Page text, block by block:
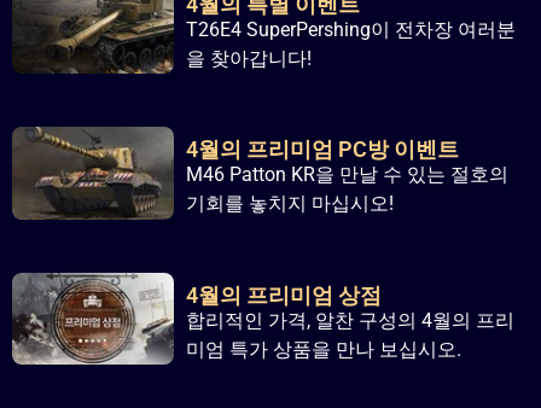
T26E4 SuperPershing이 전차장 여러분
을 찾아갑니다!
4월의 프리미엄 PC방 이벤트
M46 Patton KR을 만날 수 있는 절호의
기회를 놓치지 마십시오!
4월의 프리미엄 상점
합리적인 가격, 알찬 구성의 4월의 프리
미엄 특가 상품을 만나 보십시오.